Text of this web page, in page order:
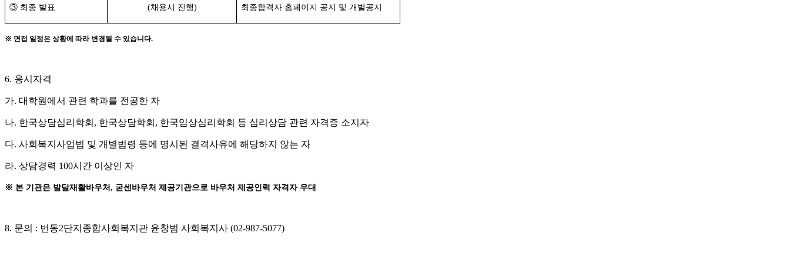
③ 최종 발표 (채용시 진행) 최종합격자 홈페이지 공지 및 개별공지
※ 면접 일정은 상황에 따라 변경될 수 있습니다.
6. 응시자격
가. 대학원에서 관련 학과를 전공한 자
나. 한국상담심리학회 , 한국상담학회 , 한국임상심리학회 등 심리상담 관련 자격증 소지자
다. 사회복지사업법 및 개별법령 등에 명시된 결격사유에 해당하지 않는 자
라. 상담경력 100시간 이상인 자
※ 본 기관은 발달재활바우처 , 굳센바우처 제공기관으로 바우처 제공인력 자격자 우대
8. 문의 : 번동2단지종합사회복지관 윤창범 사회복지사 (02-987-5077)